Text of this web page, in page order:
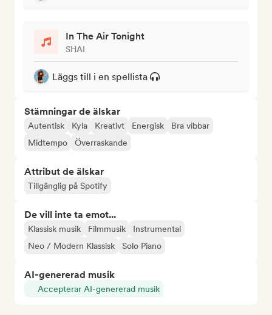
In The Air Tonight
SHAI
Läggs till i en spellista
Stämningar de älskar
Autentisk Kyla Kreativt Energisk
Bra vibbar
Midtempo
Överraskande
Attribut de älskar
Tillgänglig på Spotify
De vill inte ta emot...
Klassisk musik Filmmusik
Instrumental
Neo / Modern Klassisk
Solo Piano
AI-genererad musik
Accepterar AI-genererad musik